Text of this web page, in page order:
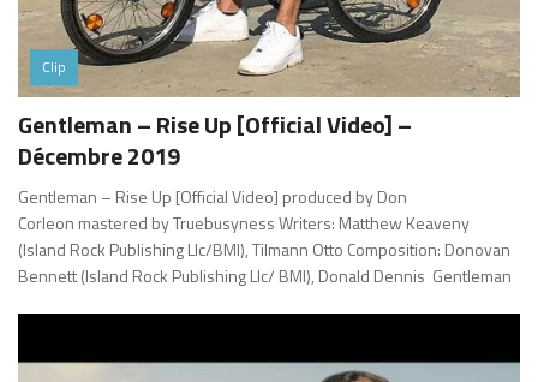
Clip
Gentleman – Rise Up [Official Video] –
Décembre 2019
Gentleman – Rise Up [Official Video] produced by Don
Corleon mastered by Truebusyness Writers: Matthew Keaveny
(Island Rock Publishing Llc/BMI), Tilmann Otto Composition: Donovan
Bennett (Island Rock Publishing Llc/ BMI), Donald Dennis Gentleman